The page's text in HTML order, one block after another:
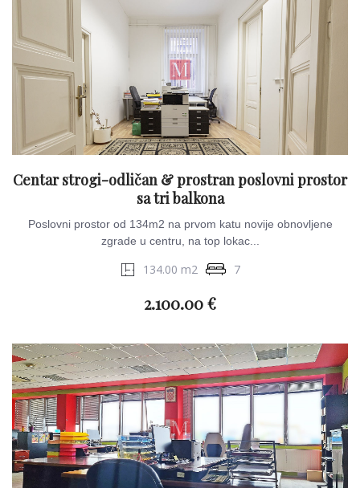
Centar strogi-odličan & prostran poslovni prostor
sa tri balkona
Poslovni prostor od 134m2 na prvom katu novije obnovljene
zgrade u centru, na top lokac...
134.00 m2 7
2.100.00 €